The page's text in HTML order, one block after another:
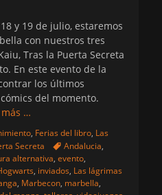
y 19 de julio, estaremos
con nuestros tres
Tras la Puerta Secreta
En este evento de la
los últimos
del momento.
más …
, Ferias del libro, Las
Secreta Etiquetas
Andalucia,
alternativa, evento,
, inviados, Las lágrimas
, Marbecon, marbella,